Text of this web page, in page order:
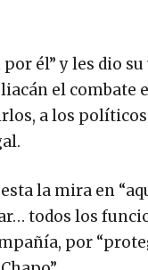
él” y les dio
el combate
a los
la mira en
todos los
por